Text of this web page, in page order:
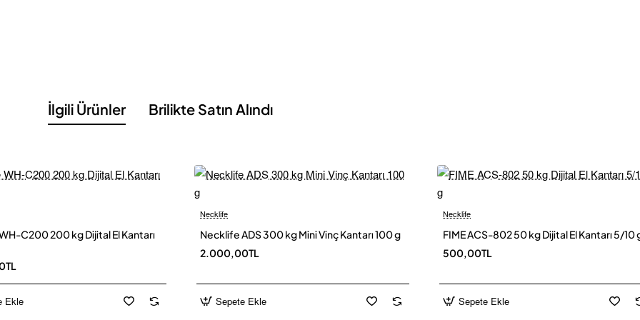
Baskülü
İlgili Ürünler Brilikte Satın Alındı
C200 200 kg Dijital El Kantarı
Ekle
Necklife
Necklife ADS 300 kg Mini Vinç Kantarı 100 g
2.000,00TL
Sepete Ekle
Necklife
FIME ACS-802 50 kg Dijital El Kantarı 5/10
500,00TL
Sepete Ekle